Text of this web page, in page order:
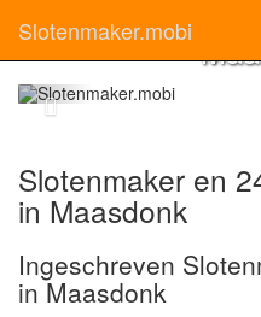
Slotenmaker.mobi
Slotenmaker en
in Maasdonk
Ingeschreven
in Maasdonk